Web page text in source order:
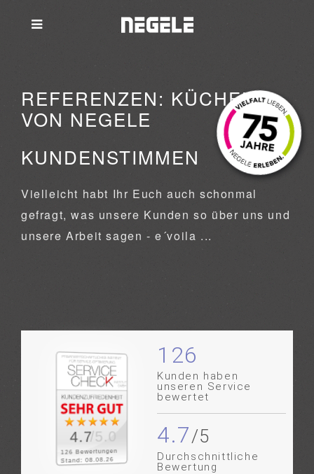
REFERENZEN: KÜCHEN
VON NEGELE
KUNDENSTIMMEN
Vielleicht habt Ihr Euch auch schonmal
gefragt, was unsere Kunden so über uns und
unsere Arbeit sagen - e´voila ...
126 Bewertungen
Stand: 08.08.26
4.7/5.0
126
Kunden haben
unseren Service
bewertet
4.7
Durchschnittliche
Bewertung